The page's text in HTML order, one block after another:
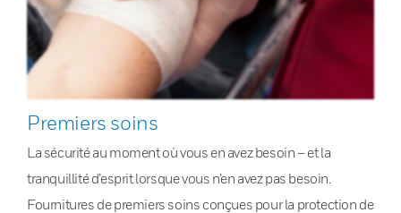
Premiers soins
La sécurité au moment où vous en avez besoin – et la
tranquillité d’esprit lorsque vous n’en avez pas besoin.
Fournitures de premiers soins conçues pour la protection de